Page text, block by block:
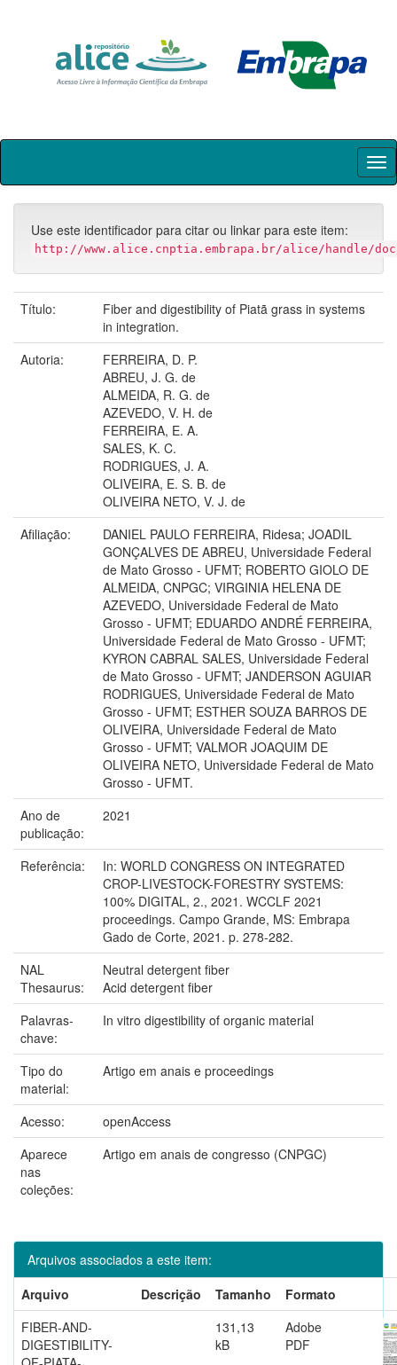
Skip
Use este identificador para citar ou linkar para este item:
http://www.alice.cnptia.embrapa.br/alice/handle/doc/
Título:
Fiber and digestibility of Piatã grass in systems
in integration.
Autoria:
FERREIRA, D. P.
ABREU, J. G. de
ALMEIDA, R. G. de
AZEVEDO, V. H. de
FERREIRA, E. A.
SALES, K. C.
RODRIGUES, J. A.
OLIVEIRA, E. S. B. de
OLIVEIRA NETO, V. J. de
Afiliação:
DANIEL PAULO FERREIRA, Ridesa; JOADIL
GONÇALVES DE ABREU, Universidade Federal
de Mato Grosso - UFMT; ROBERTO GIOLO DE
ALMEIDA, CNPGC; VIRGINIA HELENA DE
AZEVEDO, Universidade Federal de Mato
Grosso - UFMT; EDUARDO ANDRÉ FERREIRA,
Universidade Federal de Mato Grosso - UFMT;
KYRON CABRAL SALES, Universidade Federal
de Mato Grosso - UFMT; JANDERSON AGUIAR
RODRIGUES, Universidade Federal de Mato
Grosso - UFMT; ESTHER SOUZA BARROS DE
OLIVEIRA, Universidade Federal de Mato
Grosso - UFMT; VALMOR JOAQUIM DE
OLIVEIRA NETO, Universidade Federal de Mato
Grosso - UFMT.
Ano de
publicação:
2021
Referência:
In: WORLD CONGRESS ON INTEGRATED
CROP-LIVESTOCK-FORESTRY SYSTEMS:
100% DIGITAL, 2., 2021. WCCLF 2021
proceedings. Campo Grande, MS: Embrapa
Gado de Corte, 2021. p. 278-282.
NAL
Thesaurus:
Neutral detergent fiber
Acid detergent fiber
Palavras-
chave:
In vitro digestibility of organic material
Tipo do
material:
Artigo em anais e proceedings
Acesso:
openAccess
Aparece
nas
coleções:
Artigo em anais de congresso (CNPGC)
Arquivos associados a este item:
Arquivo
Descrição Tamanho
Formato
FIBER-AND-
DIGESTIBILITY-
131,13
kB
Adobe
PDF